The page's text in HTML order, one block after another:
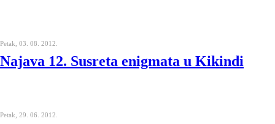
Petak, 03. 08. 2012.
Najava 12. Susreta enigmata u Kikindi
Petak, 29. 06. 2012.